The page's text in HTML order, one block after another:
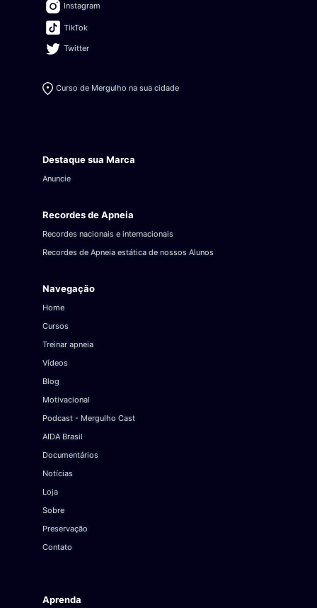
Instagram
TikTok
Twitter
Curso de Mergulho na sua cidade
Destaque sua Marca
Anuncie
Recordes de Apneia
Recordes nacionais e internacionais
Recordes de Apneia estática de nossos Alunos
Navegação
Home
Cursos
Treinar apneia
Vídeos
Blog
Motivacional
Podcast - Mergulho Cast
AIDA Brasil
Documentários
Notícias
Loja
Sobre
Preservação
Contato
Aprenda